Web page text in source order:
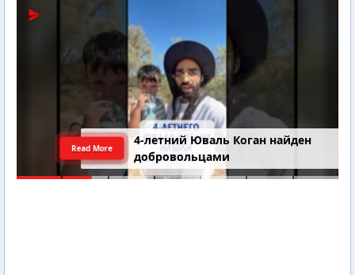
4-летний Юваль Коган найден
добровольцами
Read More